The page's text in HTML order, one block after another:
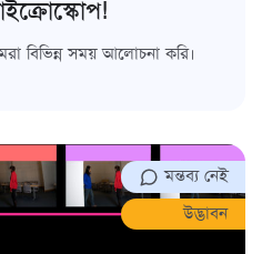
বিভিন্ন সময় আলোচনা করি।
মন্তব্য নেই
উদ্ভাবন